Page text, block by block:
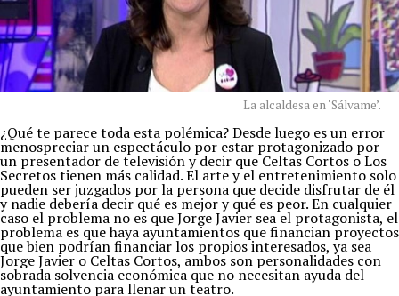
La alcaldesa en ‘Sálvame’.
¿Qué te parece toda esta polémica? Desde luego es un error
menospreciar un espectáculo por estar protagonizado por
un presentador de televisión y decir que Celtas Cortos o Los
Secretos tienen más calidad. El arte y el entretenimiento solo
pueden ser juzgados por la persona que decide disfrutar de él
y nadie debería decir qué es mejor y qué es peor. En cualquier
caso el problema no es que Jorge Javier sea el protagonista, el
problema es que haya ayuntamientos que financian proyectos
que bien podrían financiar los propios interesados, ya sea
Jorge Javier o Celtas Cortos, ambos son personalidades con
sobrada solvencia económica que no necesitan ayuda del
ayuntamiento para llenar un teatro.